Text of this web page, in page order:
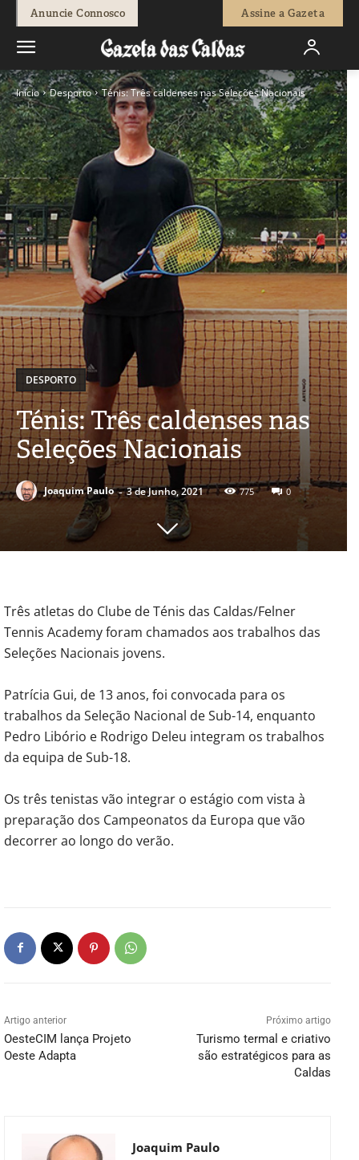
Anuncie Connosco Assine a Gazeta
Início Desporto Ténis: Três caldenses nas Seleções Nacionais
DESPORTO
Ténis: Três caldenses nas
Seleções Nacionais
Joaquim Paulo - 3 de Junho, 2021 775 0
Três atletas do Clube de Ténis das Caldas/Felner
Tennis Academy foram chamados aos trabalhos das
Seleções Nacionais jovens.
Patrícia Gui, de 13 anos, foi convocada para os
trabalhos da Seleção Nacional de Sub-14, enquanto
Pedro Libório e Rodrigo Deleu integram os trabalhos
da equipa de Sub-18.
Os três tenistas vão integrar o estágio com vista à
preparação dos Campeonatos da Europa que vão
decorrer ao longo do verão.
Artigo anterior
OesteCIM lança Projeto
Oeste Adapta
Próximo artigo
Turismo termal e criativo
são estratégicos para as
Caldas
Joaquim Paulo